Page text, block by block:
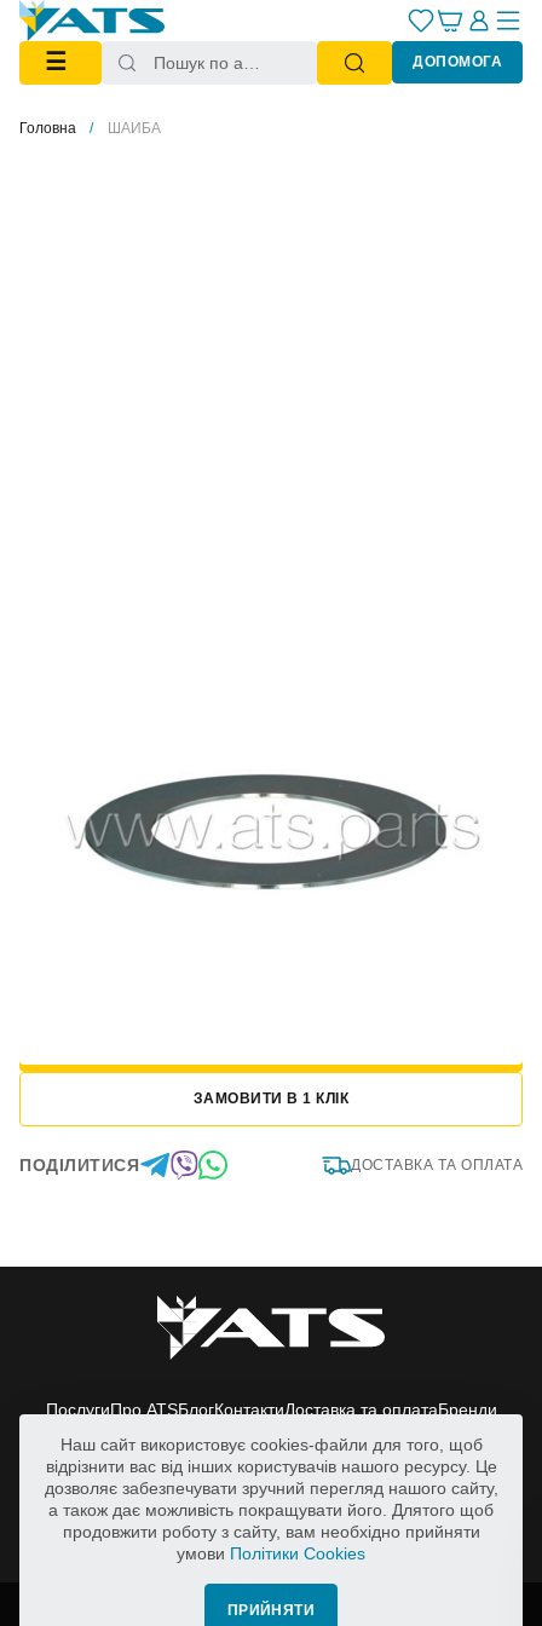
☰ ДОПОМОГА
Головна ШАЙБА
Наявність:
Немає в наявності, але доступне для замовлення у виробника
ЗАМОВИТИ В 1 КЛІК
ПОДІЛИТИСЯ ДОСТАВКА ТА ОПЛАТА
ПослугиПро ATSБлогКонтактиДоставка та оплатаБренди
Київська обл., Васильківський р-н.,
с.Путрівка, вул. Заводська, 2
svicharov@ats.in.ua
+38 050 388 98 38
Всі права захищено. | © 2026 ATS
Наш сайт використовує cookies-файли для того, щоб
відрізнити вас від інших користувачів нашого ресурсу. Це
дозволяє забезпечувати зручний перегляд нашого сайту,
а також дає можливість покращувати його. Длятого щоб
продовжити роботу з сайту, вам необхідно прийняти
умови Політики Cookies
ПРИЙНЯТИ